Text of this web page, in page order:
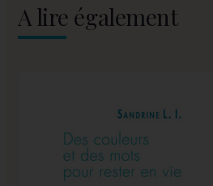
A lire également